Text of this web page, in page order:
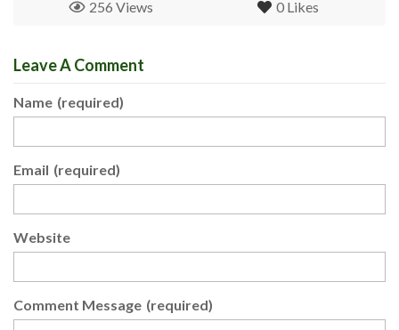
0 Likes
256 Views
Leave A Comment
Name (required)
Email (required)
Website
Comment Message (required)